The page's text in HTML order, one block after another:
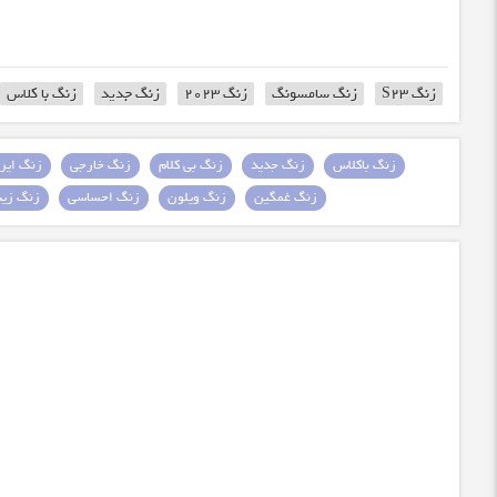
زنگ S23 زنگ سامسونگ زنگ 2023 زنگ جدید زنگ با کلاس
زنگ باکلاس زنگ جدید زنگ بی کلام زنگ خارجی زنگ
زنگ غمگین
زنگ ویلون زنگ احساسی زنگ